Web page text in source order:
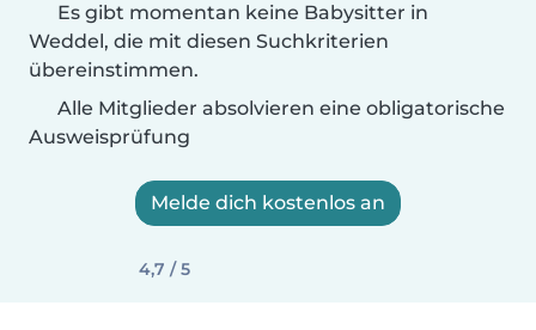
Es gibt momentan keine Babysitter in
Weddel, die mit diesen Suchkriterien
übereinstimmen.
Alle Mitglieder absolvieren eine obligatorische
Ausweisprüfung
Melde dich kostenlos an
4,7 / 5